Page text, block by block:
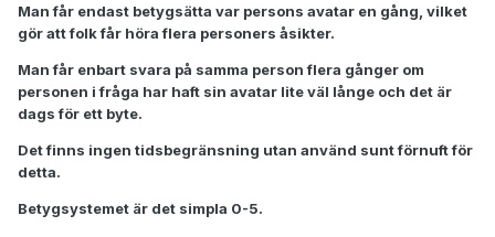
Man får endast betygsätta var persons avatar en gång, vilket
gör att folk får höra flera personers åsikter.
Man får enbart svara på samma person flera gånger om
personen i fråga har haft sin avatar lite väl långe och det är
dags för ett byte.
Det finns ingen tidsbegränsning utan använd sunt förnuft för
detta.
Betygsystemet är det simpla 0-5.